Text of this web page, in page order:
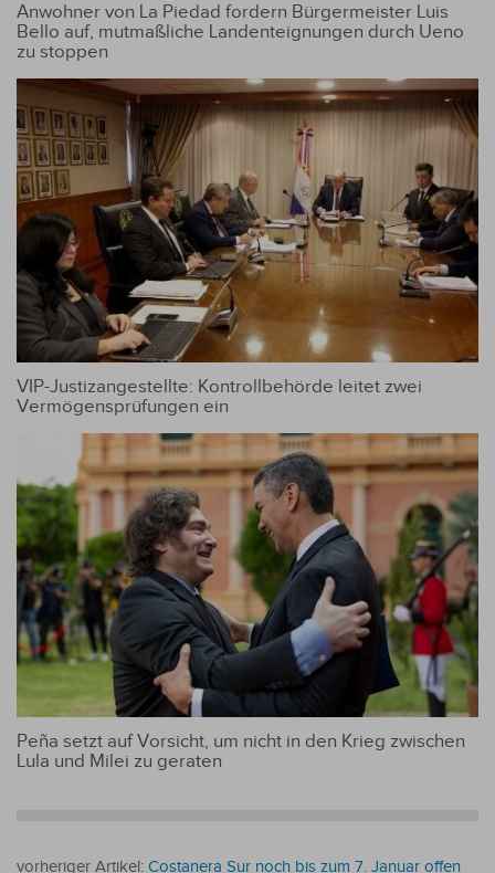
Anwohner von La Piedad fordern Bürgermeister Luis
Bello auf, mutmaßliche Landenteignungen durch Ueno
zu stoppen
VIP-Justizangestellte: Kontrollbehörde leitet zwei
Vermögensprüfungen ein
Peña setzt auf Vorsicht, um nicht in den Krieg zwischen
Lula und Milei zu geraten
vorheriger Artikel: Costanera Sur noch bis zum 7. Januar offen